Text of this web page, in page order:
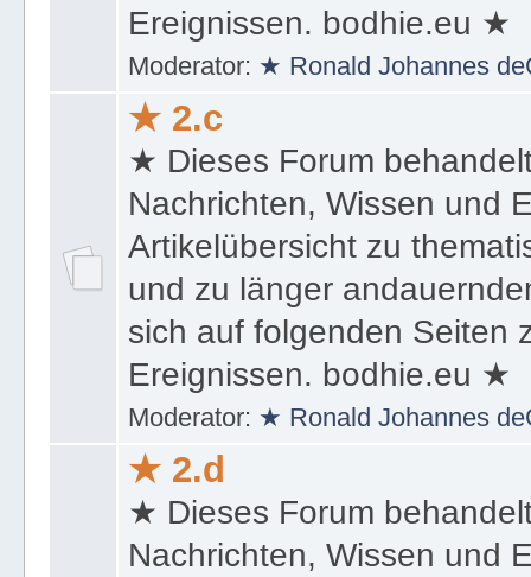
Ereignissen. bodhie.eu ★
Moderator: ★ Ronald Johannes
★ 2.c
★ Dieses Forum
Nachrichten, Wissen und
Artikelübersicht zu
und zu länger
sich auf folgenden Seiten
Ereignissen. bodhie.eu ★
Moderator: ★ Ronald Johannes
★ 2.d
★ Dieses Forum
Nachrichten, Wissen und